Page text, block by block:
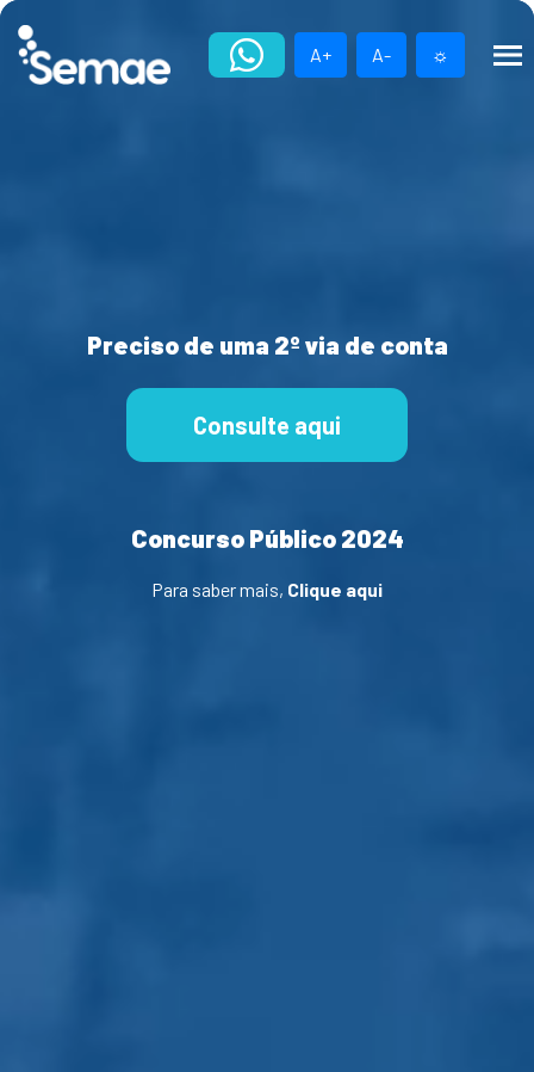
Skip
content
A+ A- ☼
Preciso de uma 2º via de conta
Consulte aqui
Concurso Público 2024
Para saber mais, Clique aqui